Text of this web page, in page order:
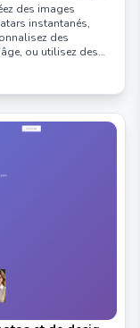
des images
instantanés,
des
ou utilisez des